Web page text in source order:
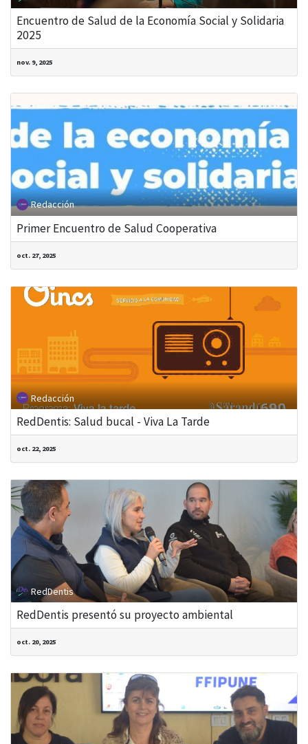
Encuentro de Salud de la Economía Social y Solidaria
2025
nov. 9, 2025
Redacción
Primer Encuentro de Salud Cooperativa
oct. 27, 2025
Redacción
RedDentis: Salud bucal - Viva La Tarde
oct. 22, 2025
RedDentis
RedDentis presentó su proyecto ambiental
oct. 20, 2025